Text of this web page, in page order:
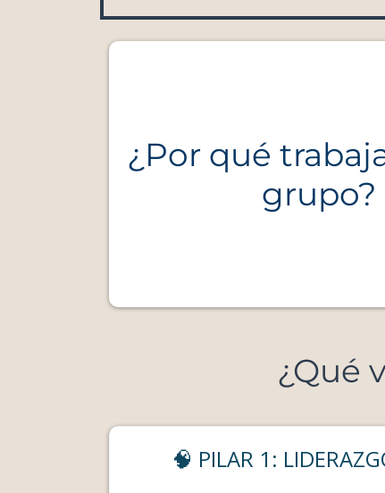
¿Por qué
grupo?
¿Qué
🧠 PILAR 1: